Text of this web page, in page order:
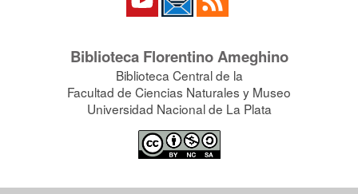
Biblioteca Florentino Ameghino
Biblioteca Central de la
Facultad de Ciencias Naturales y Museo
Universidad Nacional de La Plata